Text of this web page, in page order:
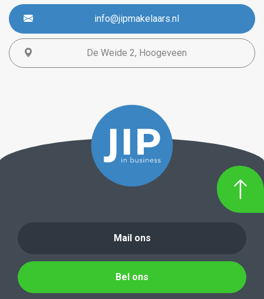
info@jipmakelaars.nl
De Weide 2, Hoogeveen
Mail ons
Bel ons